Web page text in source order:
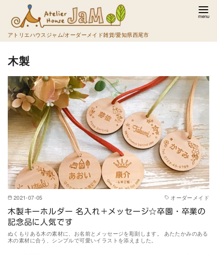
ン
アトリエハウスジャム/オーダーメイド雑貨/愛知県西尾市
木製
2021-07-05
オーダーメイド
木製キーホルダー 名入れ＋メッセージ☆卒園・卒業の
記念品に人気です
ぬくもりある木の素材に、お名前とメッセージを彫刻します。 あたたかみのある
木の素材に合う、シンプルで可愛いイラストを添えました。